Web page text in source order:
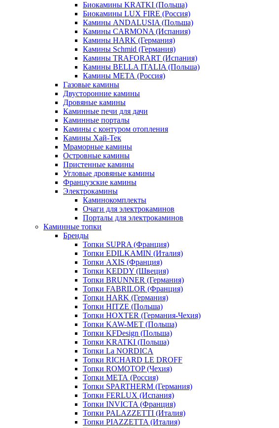
Биокамины KRATKI (Польша)
Биокамины LUX FIRE (Россия)
Камины ANDALUSIA (Польша)
Камины CARMONA (Испания)
Камины HARK (Германия)
Камины Schmid (Германия)
Камины TRAFORART (Испания)
Камины BELLA ITALIA (Польша)
Камины МЕТА (Россия)
Газовые камины
Двусторонние камины
Дровяные камины
Каминные печи для дачи
Каминные порталы
Камины с контуром отопления
Камины Хай-Тек
Мраморные камины
Островные камины
Пристенные камины
Угловые дровяные камины
Французские камины
Электрокамины
Каминокомплекты
Очаги для электрокаминов
Порталы для электрокаминов
Каминные топки
Бренды
Топки SUPRA (Франция)
Топки EDILKAMIN (Италия)
Топки AXIS (Франция)
Топки KEDDY (Швеция)
Топки BRUNNER (Германия)
Топки FABRILOR (Франция)
Топки HARK (Германия)
Топки HITZE (Польша)
Топки HOXTER (Германия-Чехия)
Топки KAW-MET (Польша)
Топки KFDesign (Польша)
Топки KRATKI (Польша)
Топки La NORDICA
Топки RICHARD LE DROFF
Топки ROMOTOP (Чехия)
Топки МЕТА (Россия)
Топки SPARTHERM (Германия)
Топки FERLUX (Испания)
Топки INVICTA (Франция)
Топки PALAZZETTI (Италия)
Топки PIAZZETTA (Италия)